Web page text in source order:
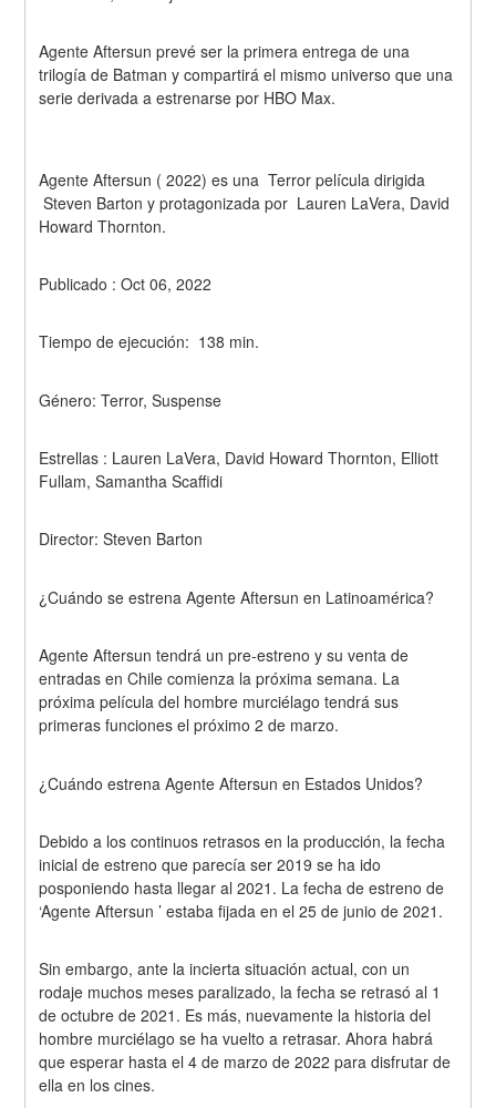
Agente Aftersun prevé ser la primera entrega de una
trilogía de Batman y compartirá el mismo universo que una
serie derivada a estrenarse por HBO Max.
Agente Aftersun ( 2022) es una  Terror película dirigida
Steven Barton y protagonizada por  Lauren LaVera, David
Howard Thornton.
Publicado : Oct 06, 2022
Tiempo de ejecución:  138 min.
Género: Terror, Suspense
Estrellas : Lauren LaVera, David Howard Thornton, Elliott
Fullam, Samantha Scaffidi
Director: Steven Barton
¿Cuándo se estrena Agente Aftersun en Latinoamérica?
Agente Aftersun tendrá un pre-estreno y su venta de
entradas en Chile comienza la próxima semana. La
próxima película del hombre murciélago tendrá sus
primeras funciones el próximo 2 de marzo.
¿Cuándo estrena Agente Aftersun en Estados Unidos?
Debido a los continuos retrasos en la producción, la fecha
inicial de estreno que parecía ser 2019 se ha ido
posponiendo hasta llegar al 2021. La fecha de estreno de
‘Agente Aftersun ’ estaba fijada en el 25 de junio de 2021.
Sin embargo, ante la incierta situación actual, con un
rodaje muchos meses paralizado, la fecha se retrasó al 1
de octubre de 2021. Es más, nuevamente la historia del
hombre murciélago se ha vuelto a retrasar. Ahora habrá
que esperar hasta el 4 de marzo de 2022 para disfrutar de
ella en los cines.